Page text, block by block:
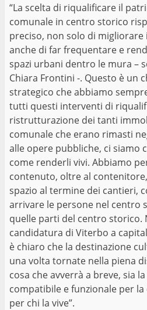
“La scelta di riqualificare il
comunale in centro storico
preciso, non solo di migliorare
anche di far frequentare e
spazi urbani dentro le mura –
Chiara Frontini -. Questo è un
strategico che abbiamo
tutti questi interventi di
ristrutturazione dei tanti
comunale che erano rimasti
alle opere pubbliche, ci siamo
come renderli vivi. Abbiamo
contenuto, oltre al
spazio al termine dei cantieri,
arrivare le persone nel centro
quelle parti del centro storico.
candidatura di Viterbo a
è chiaro che la destinazione
una volta tornate nella piena
cosa che avverrà a breve, sia
compatibile e funzionale per
per chi la vive”.